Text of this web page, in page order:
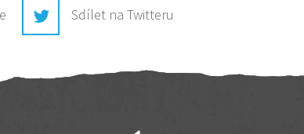
Sdílet na Twitteru